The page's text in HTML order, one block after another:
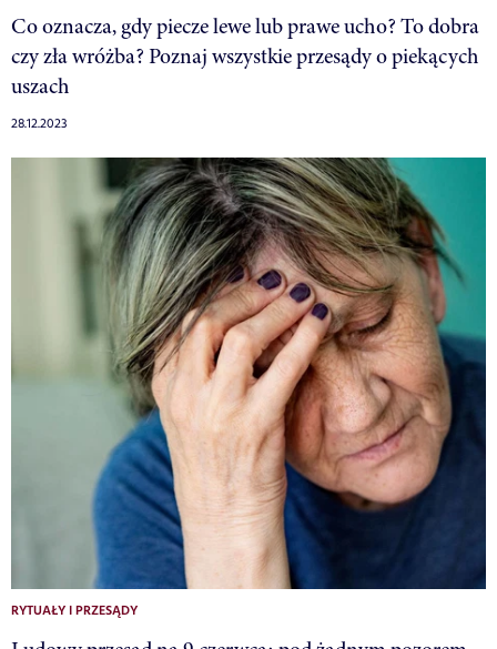
Co oznacza, gdy piecze lewe lub prawe ucho? To dobra
czy zła wróżba? Poznaj wszystkie przesądy o piekących
uszach
28.12.2023
RYTUAŁY I PRZESĄDY